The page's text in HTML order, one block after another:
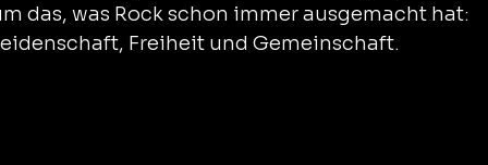
das, was Rock schon immer ausgemacht hat:
Freiheit und Gemeinschaft.